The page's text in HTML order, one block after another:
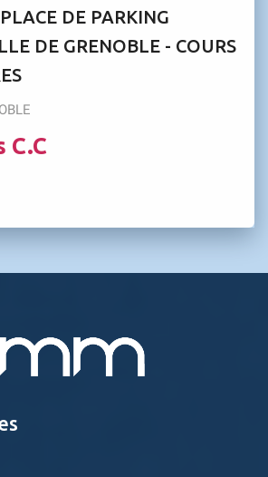
DE PARKING
DE GRENOBLE - COURS
C.C